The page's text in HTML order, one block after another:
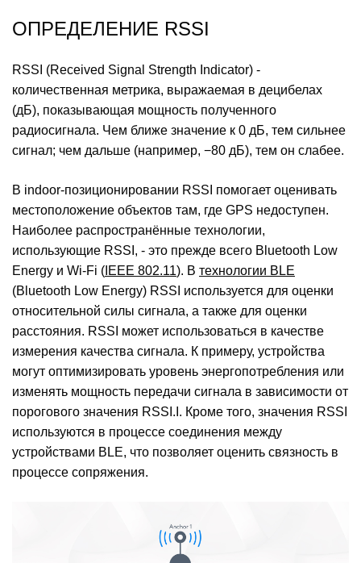
ОПРЕДЕЛЕНИЕ RSSI
RSSI (Received Signal Strength Indicator) -
количественная метрика, выражаемая в децибелах
(дБ), показывающая мощность полученного
радиосигнала. Чем ближе значение к 0 дБ, тем сильнее
сигнал; чем дальше (например, −80 дБ), тем он слабее.
В indoor‑позиционировании RSSI помогает оценивать
местоположение объектов там, где GPS недоступен.
Наиболее распространённые технологии,
использующие RSSI, - это прежде всего Bluetooth Low
Energy и Wi‑Fi ( IEEE 802.11). В технологии BLE
(Bluetooth Low Energy) RSSI используется для оценки
относительной силы сигнала, а также для оценки
расстояния. RSSI может использоваться в качестве
измерения качества сигнала. К примеру, устройства
могут оптимизировать уровень энергопотребления или
изменять мощность передачи сигнала в зависимости от
порогового значения RSSI.I. Кроме того, значения RSSI
используются в процессе соединения между
устройствами BLE, что позволяет оценить связность в
процессе сопряжения.